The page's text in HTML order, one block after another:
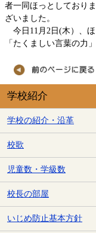
学校紹介
学校の紹介・沿革
校歌
児童数・学級数
校長の部屋
いじめ防止基本方針
者一同ほっとしており
ざいました。
今日11月2日(木）、
「たくましい言葉の力